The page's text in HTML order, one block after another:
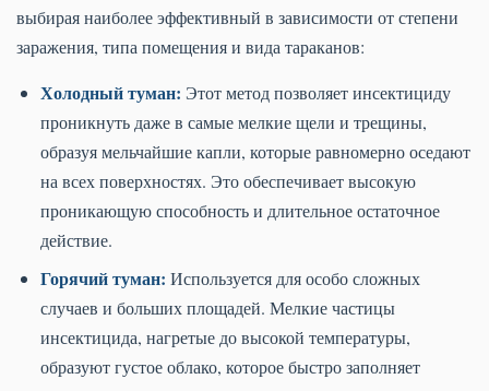
выбирая наиболее эффективный в зависимости от степени
заражения, типа помещения и вида тараканов:
Холодный туман: Этот метод позволяет инсектициду
проникнуть даже в самые мелкие щели и трещины,
образуя мельчайшие капли, которые равномерно оседают
на всех поверхностях. Это обеспечивает высокую
проникающую способность и длительное остаточное
действие.
Горячий туман: Используется для особо сложных
случаев и больших площадей. Мелкие частицы
инсектицида, нагретые до высокой температуры,
образуют густое облако, которое быстро заполняет